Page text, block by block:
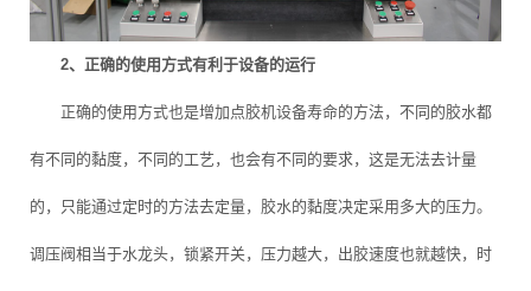
2、正确的使用方式有利于设备的运行
正确的使用方式也是增加点胶机设备寿命的方法，不同的胶水都
有不同的黏度，不同的工艺，也会有不同的要求，这是无法去计量
的，只能通过定时的方法去定量，胶水的黏度决定采用多大的压力。
调压阀相当于水龙头，锁紧开关，压力越大，出胶速度也就越快，时